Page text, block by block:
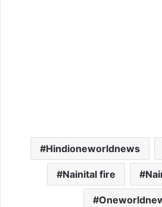
Hindioneworldnews
Nainital fire